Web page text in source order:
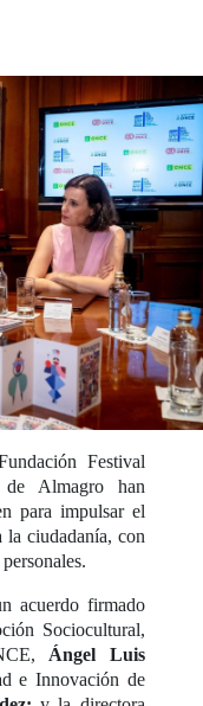
Festival
de Almagro han
para impulsar el
la ciudadanía, con
acuerdo firmado
Sociocultural,
Ángel Luis
e Innovación de